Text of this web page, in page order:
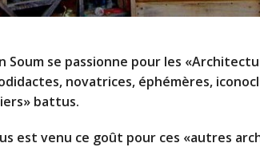
Soum se passionne pour les
novatrices, éphémères,
battus.
est venu ce goût pour ces «autres